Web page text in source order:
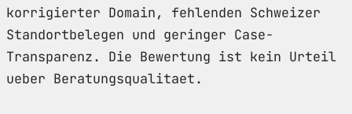
korrigierter Domain, fehlenden Schweizer
Standortbelegen und geringer Case-
Transparenz. Die Bewertung ist kein Urteil
ueber Beratungsqualitaet.